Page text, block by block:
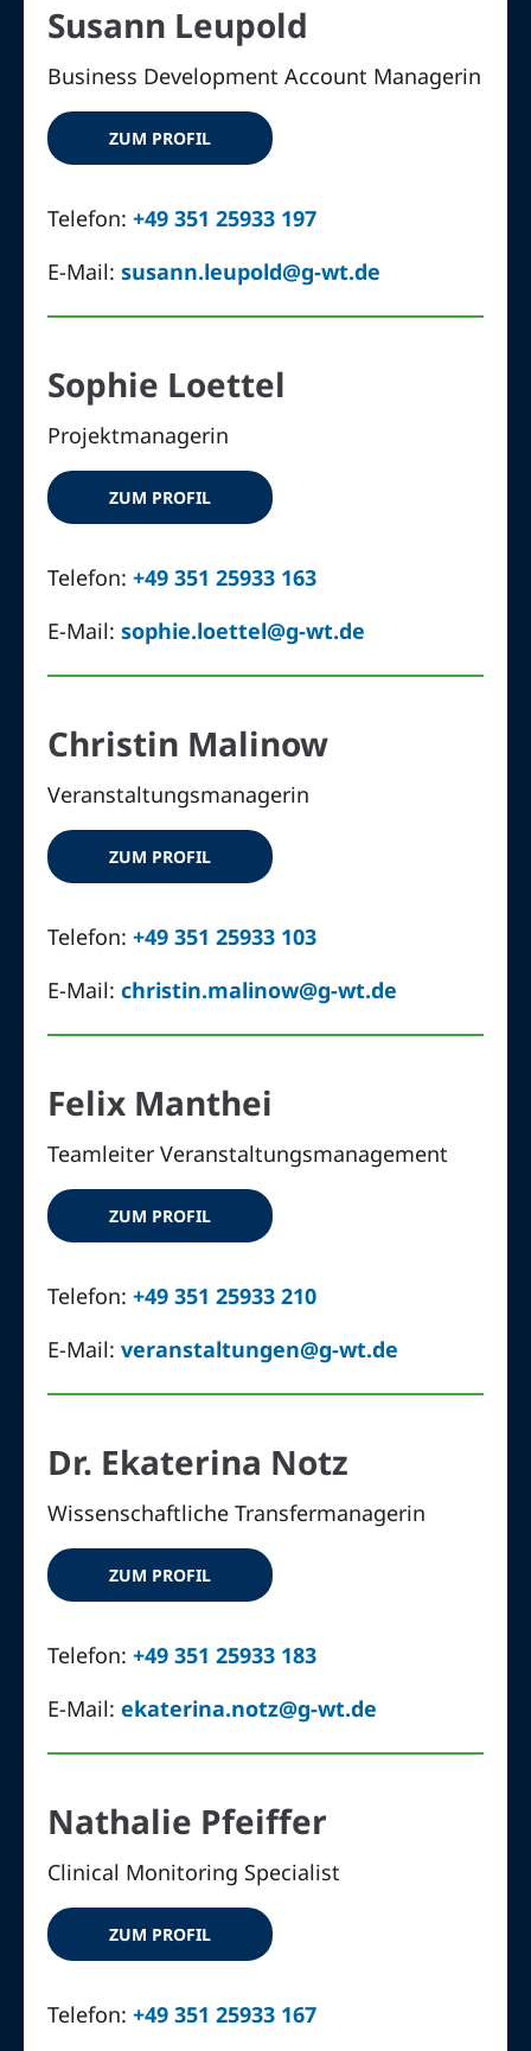
Susann Leupold
Business Development Account Managerin
ZUM PROFIL
Telefon:+49 351 25933 197
E-Mail:susann.leupold@g-wt.de
Sophie Loettel
Projektmanagerin
ZUM PROFIL
Telefon:+49 351 25933 163
E-Mail:sophie.loettel@g-wt.de
Christin Malinow
Veranstaltungsmanagerin
ZUM PROFIL
Telefon:+49 351 25933 103
E-Mail:christin.malinow@g-wt.de
Felix Manthei
Teamleiter Veranstaltungsmanagement
ZUM PROFIL
Telefon:+49 351 25933 210
E-Mail:veranstaltungen@g-wt.de
Dr. Ekaterina Notz
Wissenschaftliche Transfermanagerin
ZUM PROFIL
Telefon:+49 351 25933 183
E-Mail:ekaterina.notz@g-wt.de
Nathalie Pfeiffer
Clinical Monitoring Specialist
ZUM PROFIL
Telefon:+49 351 25933 167